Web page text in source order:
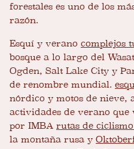
forestales es uno de los
razón.
Esquí y verano complejos
bosque a lo largo del
Ogden, Salt Lake City y
de renombre mundial.
nórdico y motos de nieve,
actividades de verano que
por IMBA rutas de
la montaña rusa y